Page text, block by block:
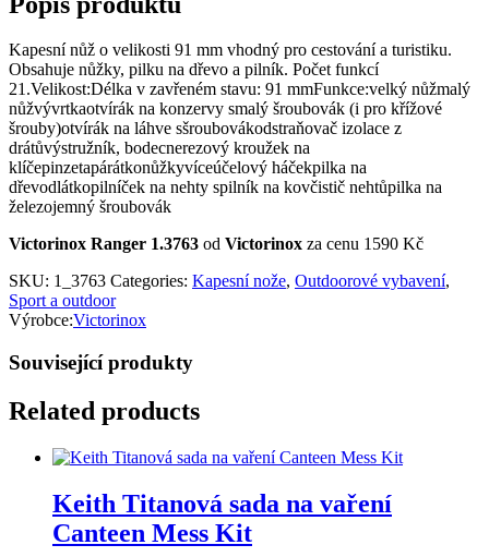
Kapesní nůž o velikosti 91 mm vhodný pro cestování a turistiku.
Obsahuje nůžky, pilku na dřevo a pilník. Počet funkcí
21.Velikost:Délka v zavřeném stavu: 91 mmFunkce:velký nůžmalý
nůžvývrtkaotvírák na konzervy smalý šroubovák (i pro křížové
šrouby)otvírák na láhve sšroubovákodstraňovač izolace z
drátůvýstružník, bodecnerezový kroužek na
klíčepinzetapárátkonůžkyvíceúčelový háčekpilka na
dřevodlátkopilníček na nehty spilník na kovčistič nehtůpilka na
železojemný šroubovák
Victorinox Ranger 1.3763 od Victorinox za cenu 1590 Kč
SKU: 1_3763 Categories: Kapesní nože, Outdoorové vybavení,
Sport a outdoor
Výrobce:Victorinox
Související produkty
Related products
Keith Titanová sada na vaření
Canteen Mess Kit